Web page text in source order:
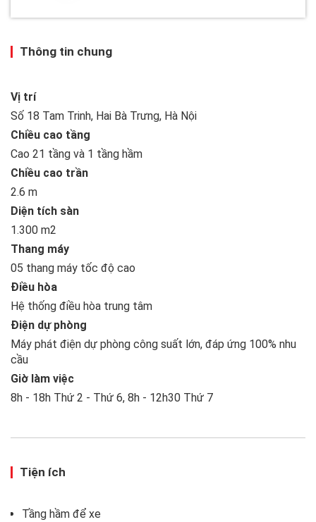
Thông tin chung
Vị trí
Số 18 Tam Trinh, Hai Bà Trưng, Hà Nội
Chiều cao tầng
Cao 21 tầng và 1 tầng hầm
Chiều cao trần
2.6 m
Diện tích sàn
1.300 m2
Thang máy
05 thang máy tốc độ cao
Điều hòa
Hệ thống điều hòa trung tâm
Điện dự phòng
Máy phát điện dự phòng công suất lớn, đáp ứng 100% nhu
cầu
Giờ làm việc
8h - 18h Thứ 2 - Thứ 6, 8h - 12h30 Thứ 7
Tiện ích
Tầng hầm để xe